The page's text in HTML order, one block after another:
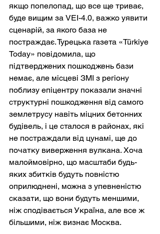
якщо попелопад, що все ще триває,
буде вищим за VEI-4.0, важко уявити
сценарій, за якого база не
постраждає. Турецька газета «Türkiye
Today» повідомила, що
підтверджених пошкоджень бази
немає, але місцеві ЗМІ з регіону
поблизу епіцентру показали значні
структурні пошкодження від самого
землетрусу навіть міцних бетонних
будівель, і це сталося в районах, які
не постраждали від цунамі, ще до
початку виверження вулкана. Хоча
малоймовірно, що масштаби будь-
яких збитків будуть повністю
оприлюднені, можна з упевненістю
сказати, що вони будуть меншими,
ніж сподівається Україна, але все ж
більшими, ніж визнає Москва.